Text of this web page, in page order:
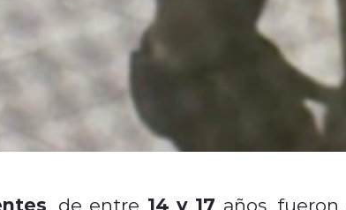
, de entre 14 y 17 años, fueron